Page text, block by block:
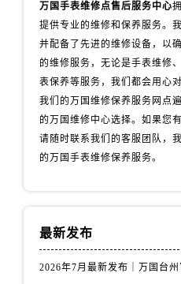
万国手表维修点售后服务中心
提供专业的维修和保养服务。
并配备了先进的维修设备，以
的维修服务，无论是手表维修
表保养等服务，我们都会用心
我们的万国维修保养服务网点
的万国维修中心选择。如果您
请随时联系我们的客服团队，
的万国手表维修保养服务。
最新发布